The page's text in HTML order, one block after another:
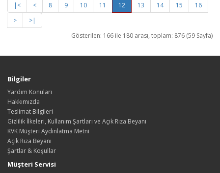
|< < 8 9 10 11 12 13 14 15
16
>
>|
Gösterilen: 166 ile 180 arası, toplam: 876 (59 Sayfa)
Bilgiler
Yardım Konuları
Hakkımızda
Teslimat Bilgileri
Gizlilik İlkeleri, Kullanım Şartları ve Açık Rıza Beyanı
KVK Müşteri Aydınlatma Metni
Açık Rıza Beyanı
Şartlar & Koşullar
Müşteri Servisi